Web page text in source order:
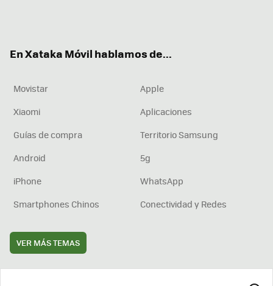
En Xataka Móvil hablamos de...
Movistar
Apple
Xiaomi
Aplicaciones
Guías de compra
Territorio Samsung
Android
5g
iPhone
WhatsApp
Smartphones Chinos
Conectividad y Redes
VER MÁS TEMAS